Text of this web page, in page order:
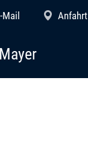
Mail Anfahrt